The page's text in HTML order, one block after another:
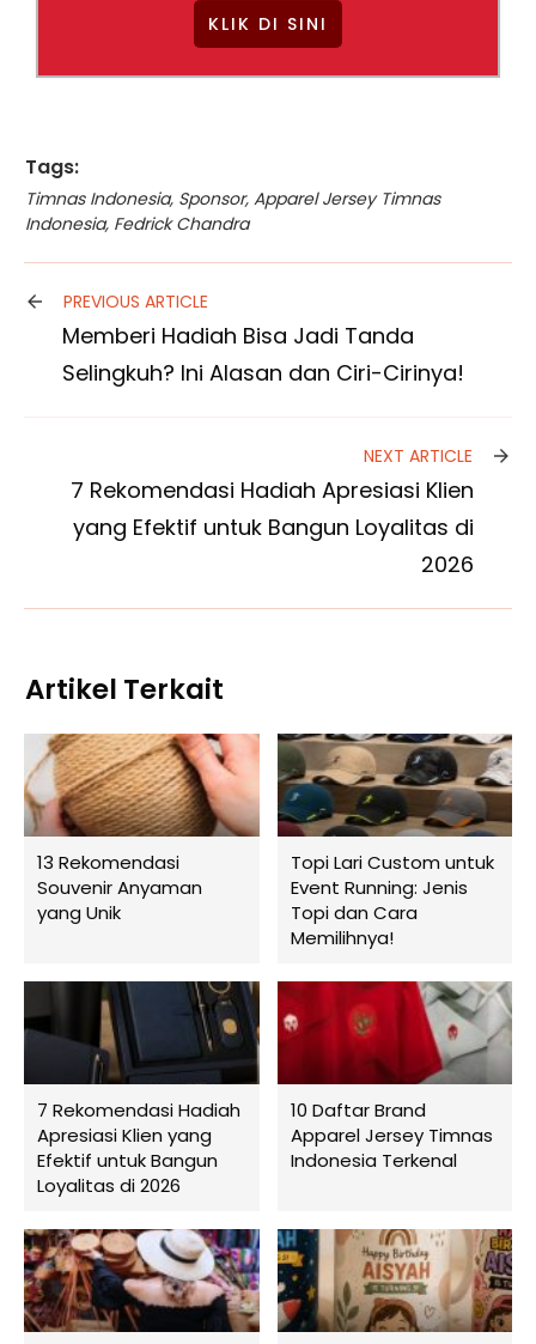
KLIK DI SINI
Tags:
Timnas Indonesia, Sponsor, Apparel Jersey Timnas
Indonesia, Fedrick Chandra
PREVIOUS ARTICLE
Memberi Hadiah Bisa Jadi Tanda
Selingkuh? Ini Alasan dan Ciri-Cirinya!
NEXT ARTICLE
7 Rekomendasi Hadiah Apresiasi Klien
yang Efektif untuk Bangun Loyalitas di
2026
Artikel Terkait
13 Rekomendasi
Souvenir Anyaman
yang Unik
Topi Lari Custom untuk
Event Running: Jenis
Topi dan Cara
Memilihnya!
7 Rekomendasi Hadiah
Apresiasi Klien yang
Efektif untuk Bangun
Loyalitas di 2026
10 Daftar Brand
Apparel Jersey Timnas
Indonesia Terkenal